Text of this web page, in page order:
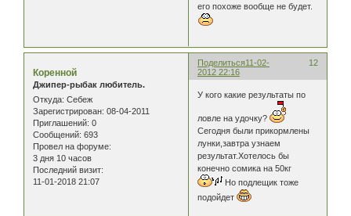
его похоже вообще не будет.
Поделиться 12
11-02-
2012 22:16
Коренной
Джипер-рыбак любитель.
Откуда: Себеж
Зарегистрирован: 08-04-2011
Приглашений: 0
Сообщений: 693
Провел на форуме:
3 дня 10 часов
Последний визит:
11-01-2018 21:07
У кого какие результаты по
ловле на удочку?
Сегодня были прикормлены
лунки,завтра узнаем
результат.Хотелось бы
конечно сомика на 50кг
Но подлещик тоже
подойдет